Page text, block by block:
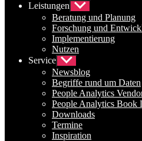
Leistungen Untermenü
anzeigen
Beratung und Planung
Forschung und
Implementierung
Nutzen
Service Untermenü
anzeigen
Newsblog
Begriffe rund um Daten
People Analytics
People Analytics Book
Downloads
Termine
Inspiration